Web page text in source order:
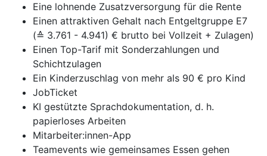
Eine lohnende Zusatzversorgung für die Rente
Einen attraktiven Gehalt nach Entgeltgruppe E7
(≙ 3.761 - 4.941) € brutto bei Vollzeit + Zulagen)
Einen Top-Tarif mit Sonderzahlungen und
Schichtzulagen
Ein Kinderzuschlag von mehr als 90 € pro Kind
JobTicket
KI gestützte Sprachdokumentation, d. h.
papierloses Arbeiten
Mitarbeiter:innen-App
Teamevents wie gemeinsames Essen gehen